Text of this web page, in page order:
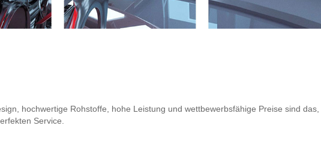
hochwertige Rohstoffe, hohe Leistung und wettbewerbsfähige Preise sind das,
Service.